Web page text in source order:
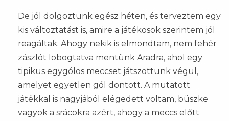
De jól dolgoztunk egész héten, és terveztem egy
kis változtatást is, amire a játékosok szerintem jól
reagáltak. Ahogy nekik is elmondtam, nem fehér
zászlót lobogtatva mentünk Aradra, ahol egy
tipikus egygólos meccset játszottunk végül,
amelyet egyetlen gól döntött. A mutatott
játékkal is nagyjából elégedett voltam, büszke
vagyok a srácokra azért, ahogy a meccs előtt